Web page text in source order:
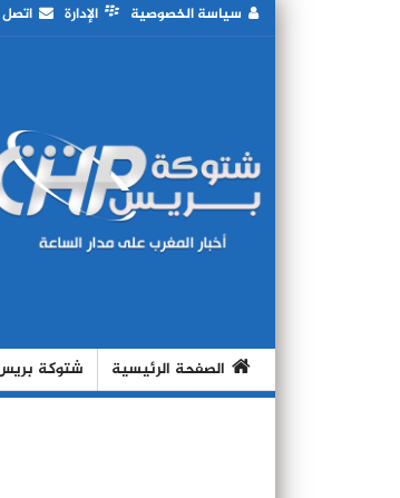
سياسة الخصوصية الإدارة اتصل
الصفحة الرئيسية شتوكة